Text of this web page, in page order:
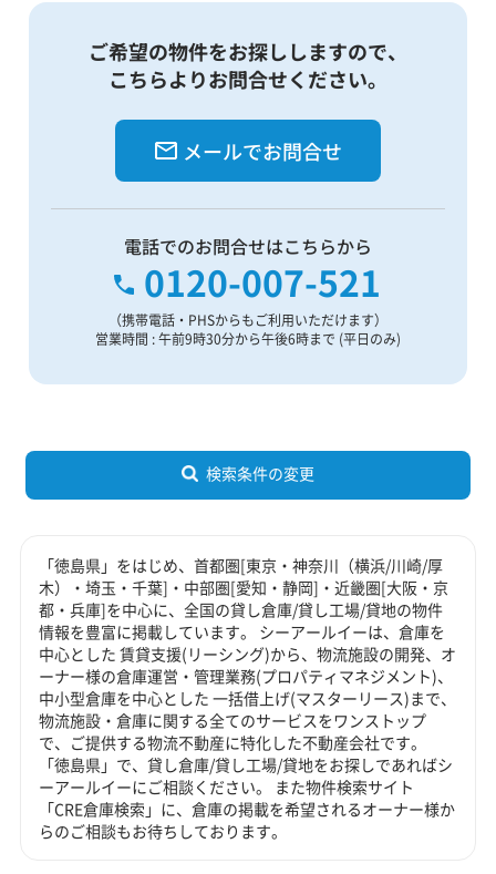
ご希望の物件をお探ししますので、
こちらよりお問合せください。
メールでお問合せ
電話でのお問合せはこちらから
0120-007-521
（携帯電話・PHSからもご利用いただけます）
営業時間 : 午前9時30分から午後6時まで (平日のみ)
検索条件の変更
「徳島県」をはじめ、首都圏[東京・神奈川（横浜/川崎/厚
木）・埼玉・千葉]・中部圏[愛知・静岡]・近畿圏[大阪・京
都・兵庫]を中心に、全国の貸し倉庫/貸し工場/貸地の物件
情報を豊富に掲載しています。 シーアールイーは、倉庫を
中心とした 賃貸支援(リーシング)から、物流施設の開発、オ
ーナー様の倉庫運営・管理業務(プロパティマネジメント)、
中小型倉庫を中心とした 一括借上げ(マスターリース)まで、
物流施設・倉庫に関する全てのサービスをワンストップ
で、ご提供する物流不動産に特化した不動産会社です。
「徳島県」で、貸し倉庫/貸し工場/貸地をお探しであればシ
ーアールイーにご相談ください。 また物件検索サイト
「CRE倉庫検索」に、倉庫の掲載を希望されるオーナー様か
らのご相談もお待ちしております。